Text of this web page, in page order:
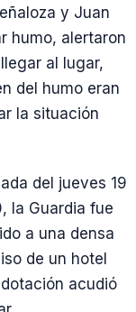
y Juan
humo, alertaron
al lugar,
del humo eran
la situación
del jueves 19
la Guardia fue
a una densa
de un hotel
acudió